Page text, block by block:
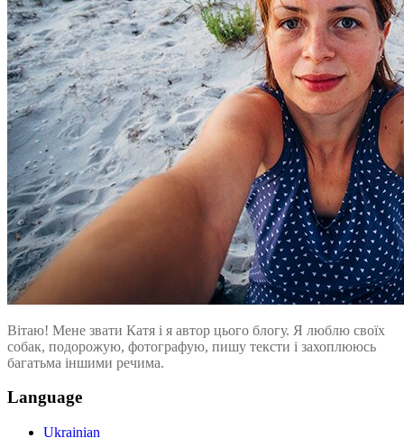
Вітаю! Мене звати Катя і я автор цього блогу. Я люблю своїх
собак, подорожую, фотографую, пишу тексти і захоплююсь
багатьма іншими речима.
Language
Ukrainian